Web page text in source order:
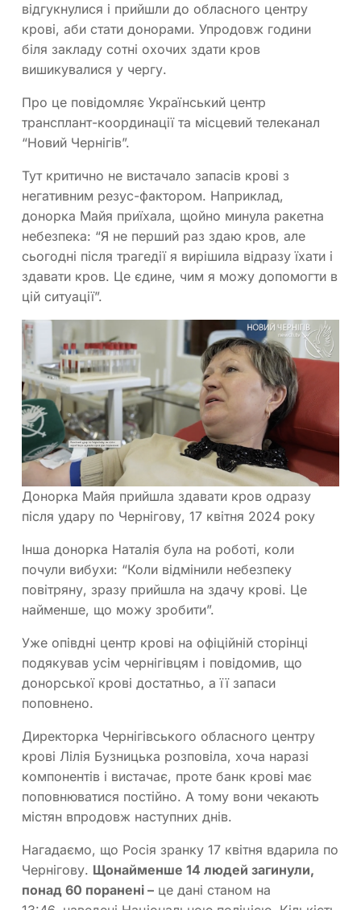
відгукнулися і прийшли до обласного центру
крові, аби стати донорами. Упродовж години
біля закладу сотні охочих здати кров
вишикувалися у чергу.
Про це повідомляє Український центр
трансплант-координації та місцевий телеканал
“Новий Чернігів”.
Тут критично не вистачало запасів крові з
негативним резус-фактором. Наприклад,
донорка Майя приїхала, щойно минула ракетна
небезпека: “Я не перший раз здаю кров, але
сьогодні після трагедії я вирішила відразу їхати і
здавати кров. Це єдине, чим я можу допомогти в
цій ситуації”.
Донорка Майя прийшла здавати кров одразу
після удару по Чернігову, 17 квітня 2024 року
Інша донорка Наталія була на роботі, коли
почули вибухи: “Коли відмінили небезпеку
повітряну, зразу прийшла на здачу крові. Це
найменше, що можу зробити”.
Уже опівдні центр крові на офіційній сторінці
подякував усім чернігівцям і повідомив, що
донорської крові достатньо, а її запаси
поповнено.
Директорка Чернігівського обласного центру
крові Лілія Бузницька розповіла, хоча наразі
компонентів і вистачає, проте банк крові має
поповнюватися постійно. А тому вони чекають
містян впродовж наступних днів.
Нагадаємо, що Росія зранку 17 квітня вдарила по
Чернігову. Щонайменше 14 людей загинули,
понад 60 поранені – це дані станом на